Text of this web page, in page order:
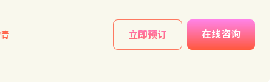
立即预订 在线咨询